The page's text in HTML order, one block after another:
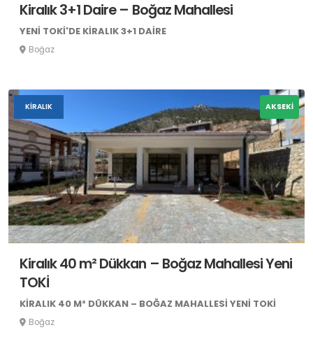
Kiralık 3+1 Daire – Boğaz Mahallesi
YENI TOKİ'DE KIRALIK 3+1 DAIRE
Boğaz
KIRALIK AKSEKİ
Kiralık 40 m² Dükkan – Boğaz Mahallesi Yeni
TOKİ
KIRALIK 40 M² DÜKKAN – BOĞAZ MAHALLESI YENI TOKİ
Boğaz